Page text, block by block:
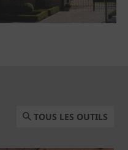
TOUS LES OUTILS